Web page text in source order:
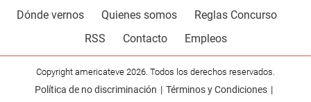
Dónde vernos Quienes somos
Reglas Concurso
RSS
Contacto Empleos
Copyright americateve 2026. Todos los derechos reservados.
Política de no discriminación Términos y Condiciones